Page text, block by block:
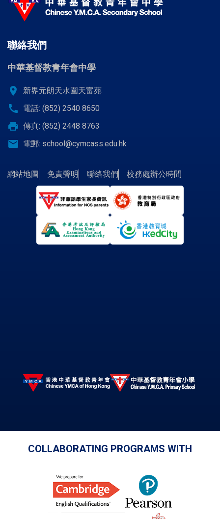
聯絡我們
中華基督教青年會中學
location_on 新界元朗天水圍天富苑
call 電話: (852) 2540 8650
print 傳真: (852) 2448 8763
email 電郵: school@cymcass.edu.hk
網站地圖 免責聲明 聯絡我們 校務處辦公時間
COLLABORATING PROGRAMS WITH